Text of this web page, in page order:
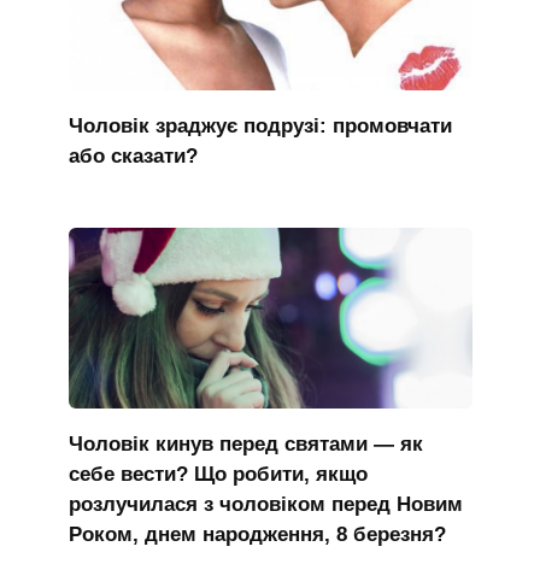
Чоловік зраджує подрузі: промовчати
або сказати?
Чоловік кинув перед святами — як
себе вести? Що робити, якщо
розлучилася з чоловіком перед Новим
Роком, днем народження, 8 березня?